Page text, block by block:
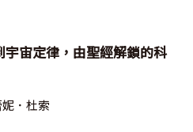
宙定律，由聖經解鎖的科
．杜索